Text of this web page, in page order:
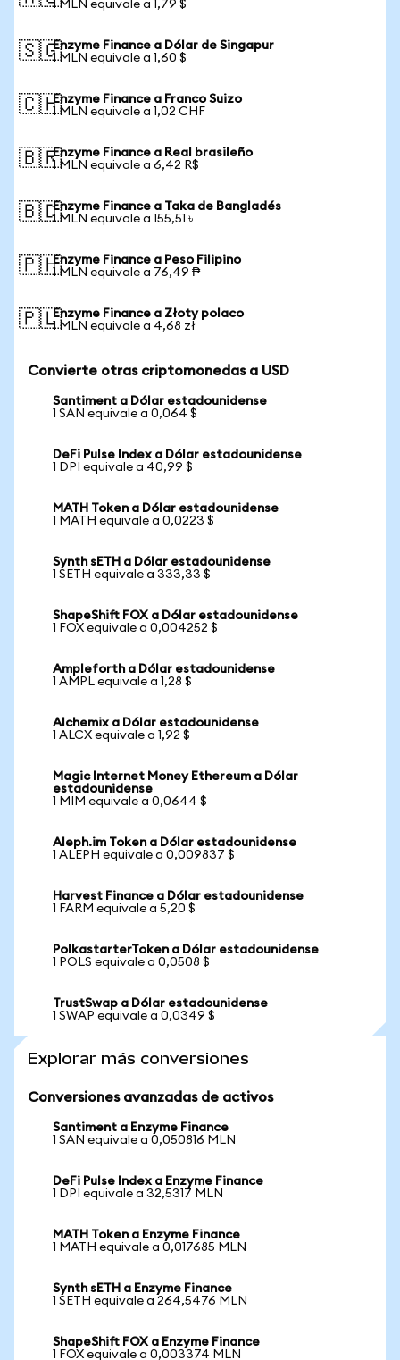
1 MLN equivale a 1,79 $
🇸🇬Enzyme Finance a Dólar de Singapur
1 MLN equivale a 1,60 $
🇨🇭Enzyme Finance a Franco Suizo
1 MLN equivale a 1,02 CHF
🇧🇷Enzyme Finance a Real brasileño
1 MLN equivale a 6,42 R$
🇧🇩Enzyme Finance a Taka de Bangladés
1 MLN equivale a 155,51 ৳
🇵🇭Enzyme Finance a Peso Filipino
1 MLN equivale a 76,49 ₱
🇵🇱Enzyme Finance a Złoty polaco
1 MLN equivale a 4,68 zł
Convierte otras criptomonedas a USD
Santiment a Dólar estadounidense
1 SAN equivale a 0,064 $
DeFi Pulse Index a Dólar estadounidense
1 DPI equivale a 40,99 $
MATH Token a Dólar estadounidense
1 MATH equivale a 0,0223 $
Synth sETH a Dólar estadounidense
1 SETH equivale a 333,33 $
ShapeShift FOX a Dólar estadounidense
1 FOX equivale a 0,004252 $
Ampleforth a Dólar estadounidense
1 AMPL equivale a 1,28 $
Alchemix a Dólar estadounidense
1 ALCX equivale a 1,92 $
Magic Internet Money Ethereum a Dólar
estadounidense
1 MIM equivale a 0,0644 $
Aleph.im Token a Dólar estadounidense
1 ALEPH equivale a 0,009837 $
Harvest Finance a Dólar estadounidense
1 FARM equivale a 5,20 $
PolkastarterToken a Dólar estadounidense
1 POLS equivale a 0,0508 $
TrustSwap a Dólar estadounidense
1 SWAP equivale a 0,0349 $
Explorar más conversiones
Conversiones avanzadas de activos
Santiment a Enzyme Finance
1 SAN equivale a 0,050816 MLN
DeFi Pulse Index a Enzyme Finance
1 DPI equivale a 32,5317 MLN
MATH Token a Enzyme Finance
1 MATH equivale a 0,017685 MLN
Synth sETH a Enzyme Finance
1 SETH equivale a 264,5476 MLN
ShapeShift FOX a Enzyme Finance
1 FOX equivale a 0,003374 MLN